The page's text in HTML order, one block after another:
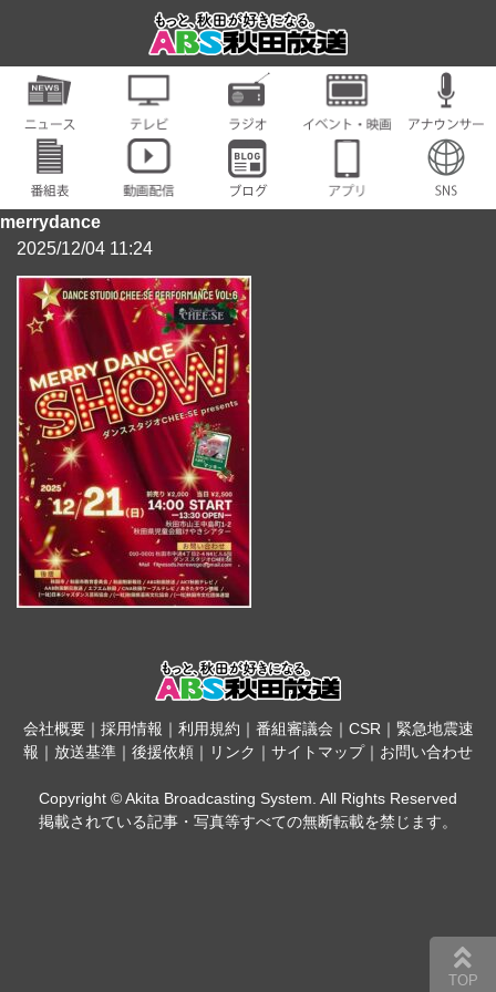
merrydance
2025/12/04 11:24
会社概要｜ 採用情報 ｜ 利用規約 ｜ 番組審議会 ｜ CSR｜ 緊急地震速
報 ｜ 放送基準 ｜ 後援依頼 ｜ リンク ｜ サイトマップ｜ お問い合わせ
Copyright © Akita Broadcasting System. All Rights Reserved
掲載されている記事・写真等すべての無断転載を禁じます。